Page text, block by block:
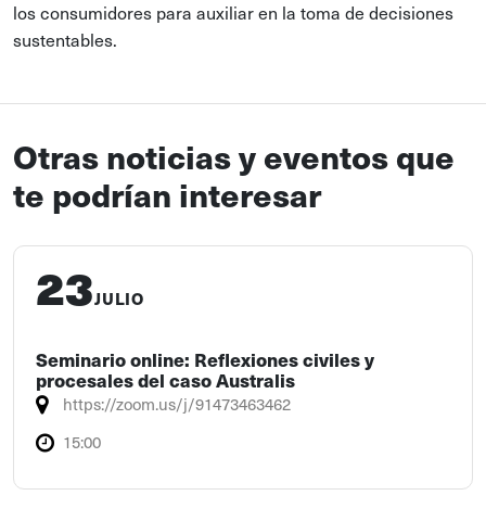
los consumidores para auxiliar en la toma de decisiones
sustentables.
Otras noticias y eventos que
te podrían interesar
23JULIO
Seminario online: Reflexiones civiles y
procesales del caso Australis
https://zoom.us/j/91473463462
15:00